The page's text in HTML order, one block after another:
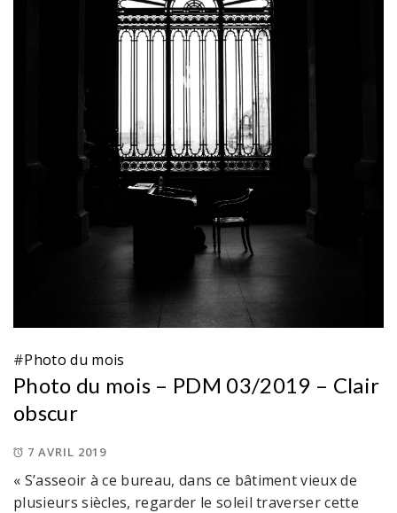
#Photo du mois
Photo du mois – PDM 03/2019 – Clair
obscur
7 AVRIL 2019
« S’asseoir à ce bureau, dans ce bâtiment vieux de
plusieurs siècles, regarder le soleil traverser cette